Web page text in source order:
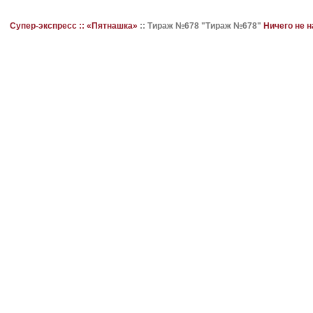
Супер-экспресс :: «Пятнашка» :: Тираж №678 "Тираж №678" Ничего не